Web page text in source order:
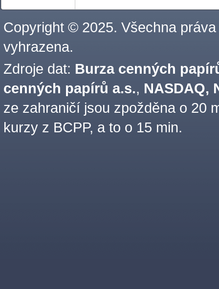
Copyright © 2025. Všechna práva
vyhrazena.
Zdroje dat: Burza cenných
cenných papírů a.s., NASDAQ,
ze zahraničí jsou zpožděna o 20
kurzy z BCPP, a to o 15 min.